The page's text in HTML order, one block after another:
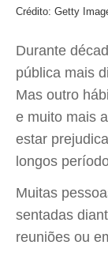
Crédito: Getty
Durante
pública mais
Mas outro
e muito mais
estar
longos
Muitas
sentadas
reuniões ou